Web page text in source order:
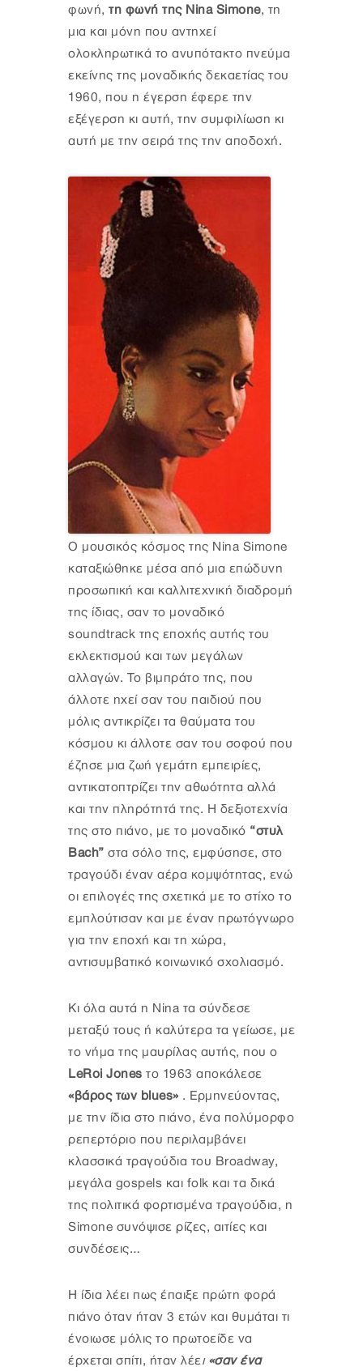
φωνή, τη φωνή της Nina Simone, τη
μια και μόνη που αντηχεί
ολοκληρωτικά το ανυπότακτο πνεύμα
εκείνης της μοναδικής δεκαετίας του
1960, που η έγερση έφερε την
εξέγερση κι αυτή, την συμφιλίωση κι
αυτή με την σειρά της την αποδοχή.
Ο μουσικός κόσμος της Nina Simone
καταξιώθηκε μέσα από μια επώδυνη
προσωπική και καλλιτεχνική διαδρομή
της ίδιας, σαν το μοναδικό
soundtrack της εποχής αυτής του
εκλεκτισμού και των μεγάλων
αλλαγών. Το βιμπράτο της, που
άλλοτε ηχεί σαν του παιδιού που
μόλις αντικρίζει τα θαύματα του
κόσμου κι άλλοτε σαν του σοφού που
έζησε μια ζωή γεμάτη εμπειρίες,
αντικατοπτρίζει την αθωότητα αλλά
και την πληρότητά της. Η δεξιοτεχνία
της στο πιάνο, με το μοναδικό “στυλ
Bach” στα σόλο της, εμφύσησε, στο
τραγούδι έναν αέρα κομψότητας, ενώ
οι επιλογές της σχετικά με το στίχο το
εμπλούτισαν και με έναν πρωτόγνωρο
για την εποχή και τη χώρα,
αντισυμβατικό κοινωνικό σχολιασμό.
Κι όλα αυτά η Nina τα σύνδεσε
μεταξύ τους ή καλύτερα τα γείωσε, με
το νήμα της μαυρίλας αυτής, που ο
LeRoi Jones το 1963 αποκάλεσε
«βάρος των blues» . Ερμηνεύοντας,
με την ίδια στο πιάνο, ένα πολύμορφο
ρεπερτόριο που περιλαμβάνει
κλασσικά τραγούδια του Broadway,
μεγάλα gospels και folk και τα δικά
της πολιτικά φορτισμένα τραγούδια, η
Simone συνόψισε ρίζες, αιτίες και
συνδέσεις…
Η ίδια λέει πως έπαιξε πρώτη φορά
πιάνο όταν ήταν 3 ετών και θυμάται τι
ένοιωσε μόλις το πρωτοείδε να
έρχεται σπίτι, ήταν λέει «σαν ένα